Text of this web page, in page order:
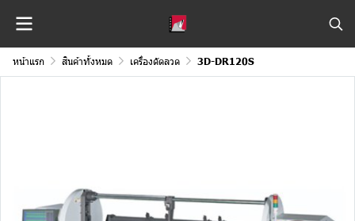
หน้าแรก สินค้าทั้งหมด เครื่องดัดลวด 3D-DR120S